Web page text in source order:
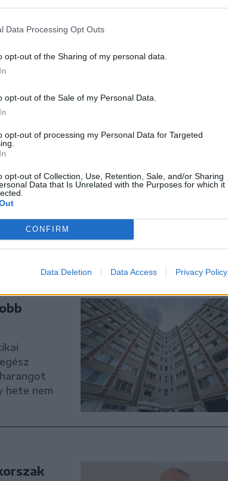
Data Processing Opt Outs
opt-out of the Sharing of my personal data.
opt-out of the Sale of my Personal Data.
opt-out of processing my Personal Data for Targeted
opt-out of Collection, Use, Retention, Sale, and/or Sharing
Data that Is Unrelated with the Purposes for which it
CONFIRM
Data Deletion Data Access Privacy Policy
mond
a
a
felett
szóvívője
hete nem